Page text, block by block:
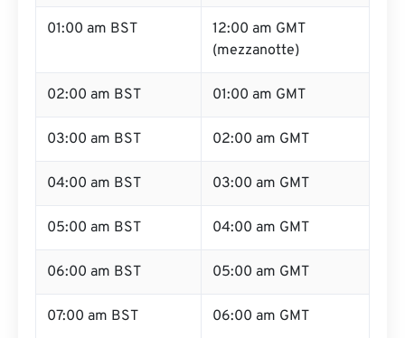
01:00 am BST
12:00 am GMT
(mezzanotte)
02:00 am BST 01:00 am GMT
03:00 am BST 02:00 am GMT
04:00 am BST 03:00 am GMT
05:00 am BST 04:00 am GMT
06:00 am BST 05:00 am GMT
07:00 am BST 06:00 am GMT